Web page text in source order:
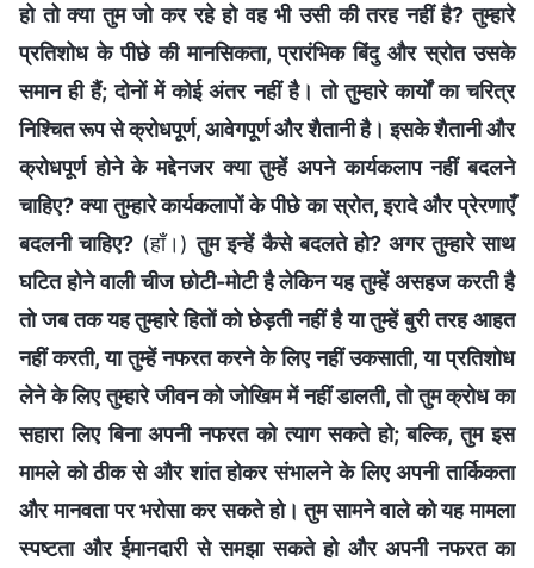
हो तो क्या तुम जो कर रहे हो वह भी उसी की तरह नहीं है? तुम्हारे
प्रतिशोध के पीछे की मानसिकता, प्रारंभिक बिंदु और स्रोत उसके
समान ही हैं; दोनों में कोई अंतर नहीं है। तो तुम्हारे कार्यों का चरित्र
निश्चित रूप से क्रोधपूर्ण, आवेगपूर्ण और शैतानी है। इसके शैतानी और
क्रोधपूर्ण होने के मद्देनजर क्या तुम्हें अपने कार्यकलाप नहीं बदलने
चाहिए? क्या तुम्हारे कार्यकलापों के पीछे का स्रोत, इरादे और प्रेरणाएँ
बदलनी चाहिए? (हाँ।)तुम इन्हें कैसे बदलते हो? अगर तुम्हारे साथ
घटित होने वाली चीज छोटी-मोटी है लेकिन यह तुम्हें असहज करती है
तो जब तक यह तुम्हारे हितों को छेड़ती नहीं है या तुम्हें बुरी तरह आहत
नहीं करती, या तुम्हें नफरत करने के लिए नहीं उकसाती, या प्रतिशोध
लेने के लिए तुम्हारे जीवन को जोखिम में नहीं डालती, तो तुम क्रोध का
सहारा लिए बिना अपनी नफरत को त्याग सकते हो; बल्कि, तुम इस
मामले को ठीक से और शांत होकर संभालने के लिए अपनी तार्किकता
और मानवता पर भरोसा कर सकते हो। तुम सामने वाले को यह मामला
स्पष्टता और ईमानदारी से समझा सकते हो और अपनी नफरत का